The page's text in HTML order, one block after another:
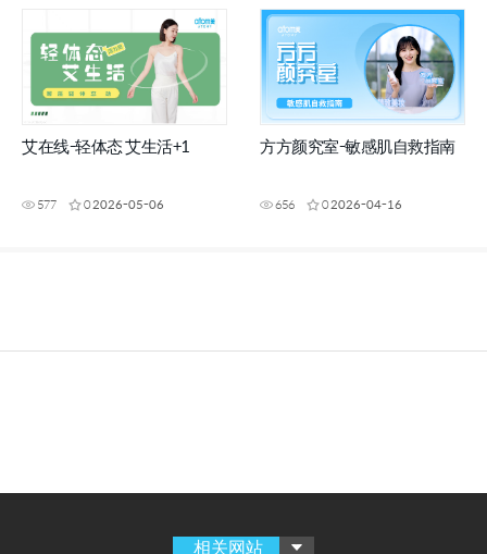
艾在线-轻体态 艾生活+1
577 02026-05-06
方方颜究室-敏感肌自救指南
656 02026-04-16
相关网站